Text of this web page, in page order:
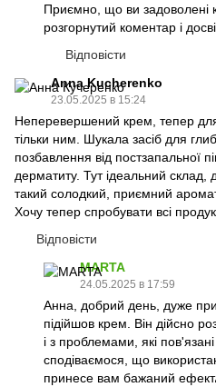
Приємно, що ви задоволені
розгорнутий коментар і
Відповісти
Anna Kucherenko
23.05.2025 в 15:24
Неперевершений крем, тепер для
тільки ним. Шукала засіб для
позбавлення від постзапальної
дерматиту. Тут ідеальний склад,
такий солодкий, приємний
Хочу тепер спробувати всі
Відповісти
MARTA
24.05.2025 в 17:59
Анна, добрий день, дуже
підійшов крем. Він дійсно
і з проблемами, які
сподіваємося, що
принесе вам бажаний